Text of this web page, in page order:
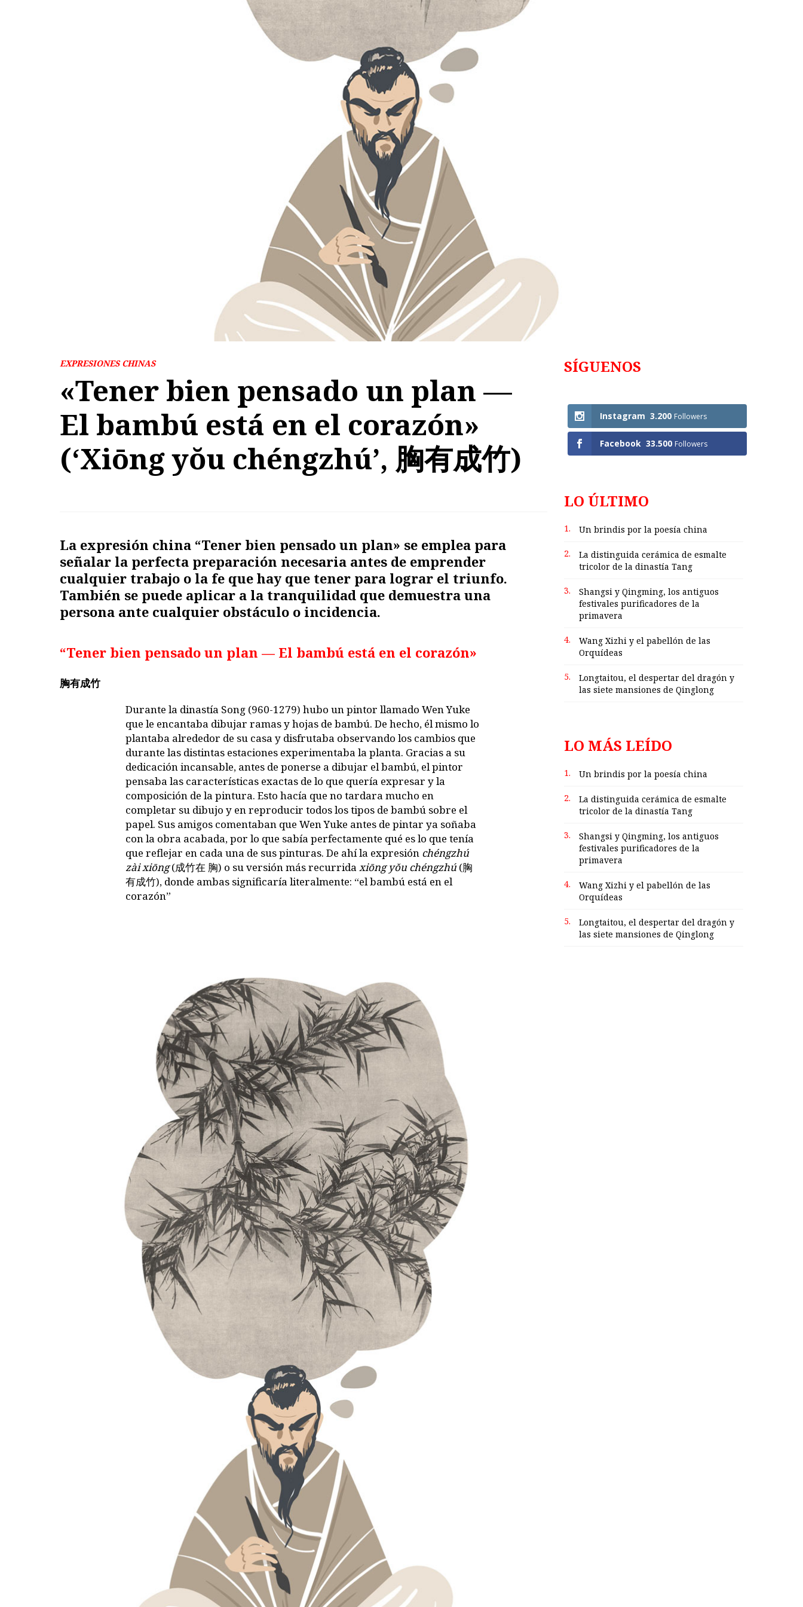
EXPRESIONES CHINAS
«Tener bien pensado un plan —
El bambú está en el corazón»
(‘Xiōng yŏu chéngzhú’, 胸有成竹)
La expresión china “Tener bien pensado un plan» se emplea para
señalar la perfecta preparación necesaria antes de emprender
cualquier trabajo o la fe que hay que tener para lograr el triunfo.
También se puede aplicar a la tranquilidad que demuestra una
persona ante cualquier obstáculo o incidencia.
“Tener bien pensado un plan — El bambú está en el corazón»
胸有成竹
Durante la dinastía Song (960-1279) hubo un pintor llamado Wen Yuke
que le encantaba dibujar ramas y hojas de bambú. De hecho, él mismo lo
plantaba alrededor de su casa y disfrutaba observando los cambios que
durante las distintas estaciones experimentaba la planta. Gracias a su
dedicación incansable, antes de ponerse a dibujar el bambú, el pintor
pensaba las características exactas de lo que quería expresar y la
composición de la pintura. Esto hacía que no tardara mucho en
completar su dibujo y en reproducir todos los tipos de bambú sobre el
papel. Sus amigos comentaban que Wen Yuke antes de pintar ya soñaba
con la obra acabada, por lo que sabía perfectamente qué es lo que tenía
que reflejar en cada una de sus pinturas. De ahí la expresión chéngzhú
zài xiōng(成竹在 胸) o su versión más recurridaxiōng yŏu chéngzhú (胸
有成竹), donde ambas significaría literalmente: “el bambú está en el
corazón”
SÍGUENOS
Instagram 3.200 Followers
Facebook 33.500 Followers
LO ÚLTIMO
1. Un brindis por la poesía china
2.
La distinguida cerámica de esmalte
tricolor de la dinastía Tang
3.
Shangsi y Qingming, los antiguos
festivales purificadores de la
primavera
4.
Wang Xizhi y el pabellón de las
Orquídeas
5.
Longtaitou, el despertar del dragón y
las siete mansiones de Qinglong
LO MÁS LEÍDO
1. Un brindis por la poesía china
2.
La distinguida cerámica de esmalte
tricolor de la dinastía Tang
3.
Shangsi y Qingming, los antiguos
festivales purificadores de la
primavera
4.
Wang Xizhi y el pabellón de las
Orquídeas
5.
Longtaitou, el despertar del dragón y
las siete mansiones de Qinglong